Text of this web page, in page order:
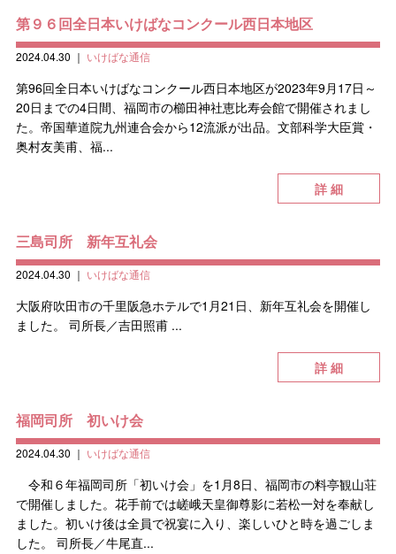
第９６回全日本いけばなコンクール西日本地区
2024.04.30 ｜ いけばな通信
第96回全日本いけばなコンクール西日本地区が2023年9月17日～
20日までの4日間、福岡市の櫛田神社恵比寿会館で開催されまし
た。帝国華道院九州連合会から12流派が出品。文部科学大臣賞・
奥村友美甫、福...
詳 細
三島司所 新年互礼会
2024.04.30 ｜ いけばな通信
大阪府吹田市の千里阪急ホテルで1月21日、新年互礼会を開催し
ました。 司所長／吉田照甫 ...
詳 細
福岡司所 初いけ会
2024.04.30 ｜ いけばな通信
令和６年福岡司所「初いけ会」を1月8日、福岡市の料亭観山荘
で開催しました。花手前では嵯峨天皇御尊影に若松一対を奉献し
ました。初いけ後は全員で祝宴に入り、楽しいひと時を過ごしま
した。 司所長／牛尾直...